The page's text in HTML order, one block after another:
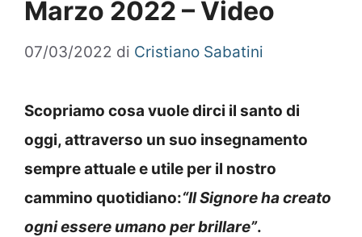
Marzo 2022 – Video
07/03/2022 di Cristiano Sabatini
Scopriamo cosa vuole dirci il santo di
oggi, attraverso un suo insegnamento
sempre attuale e utile per il nostro
cammino quotidiano:“Il Signore ha creato
ogni essere umano per brillare”.